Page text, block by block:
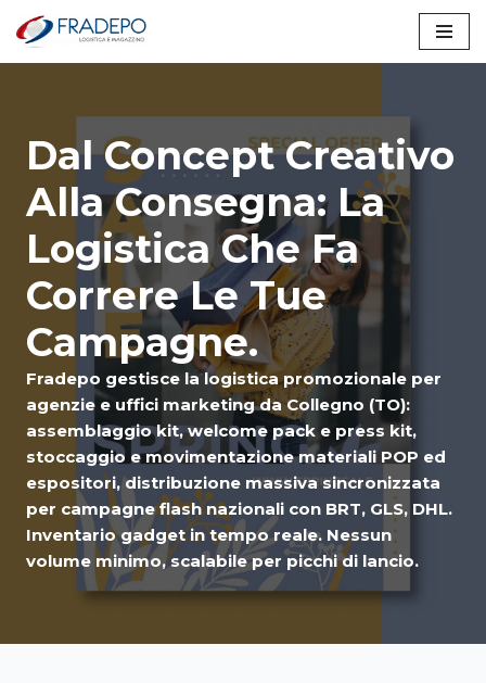
Vai
Dal Concept Creativo
Alla Consegna: La
Logistica Che Fa
Correre Le Tue
Campagne.
Fradepo gestisce la logistica promozionale per
agenzie e uffici marketing da Collegno (TO):
assemblaggio kit, welcome pack e press kit,
stoccaggio e movimentazione materiali POP ed
espositori, distribuzione massiva sincronizzata
per campagne flash nazionali con BRT, GLS, DHL.
Inventario gadget in tempo reale. Nessun
volume minimo, scalabile per picchi di lancio.